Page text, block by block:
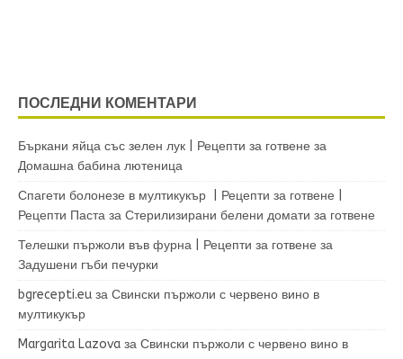
ПОСЛЕДНИ КОМЕНТАРИ
Бъркани яйца със зелен лук | Рецепти за готвене за
Домашна бабина лютеница
Спагети болонезе в мултикукър | Рецепти за готвене |
Рецепти Паста за Стерилизирани белени домати за готвене
Телешки пържоли във фурна | Рецепти за готвене за
Задушени гъби печурки
bgrecepti.eu за Свински пържоли с червено вино в
мултикукър
Margarita Lazova за Свински пържоли с червено вино в